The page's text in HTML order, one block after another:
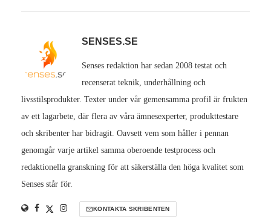
SENSES.SE
Senses redaktion har sedan 2008 testat och
recenserat teknik, underhållning och
livsstilsprodukter. Texter under vår gemensamma profil är frukten
av ett lagarbete, där flera av våra ämnesexperter, produkttestare
och skribenter har bidragit. Oavsett vem som håller i pennan
genomgår varje artikel samma oberoende testprocess och
redaktionella granskning för att säkerställa den höga kvalitet som
Senses står för.
KONTAKTA SKRIBENTEN